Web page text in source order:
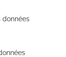
données